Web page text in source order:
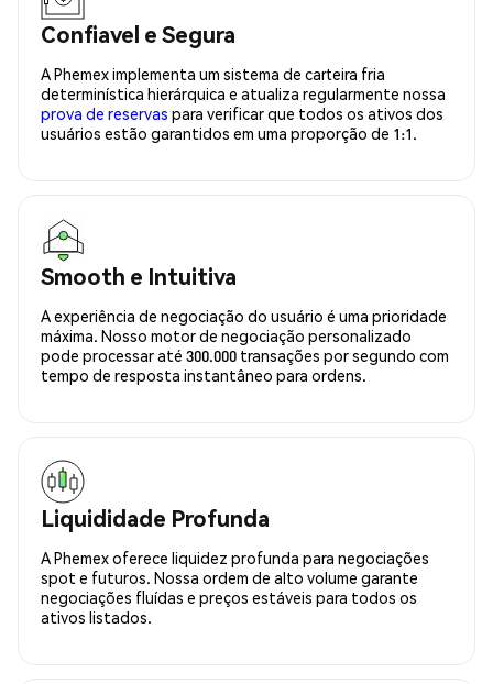
Confiavel e Segura
A Phemex implementa um sistema de carteira fria
determinística hierárquica e atualiza regularmente nossa
prova de reservas para verificar que todos os ativos dos
usuários estão garantidos em uma proporção de 1:1.
Smooth e Intuitiva
A experiência de negociação do usuário é uma prioridade
máxima. Nosso motor de negociação personalizado
pode processar até 300.000 transações por segundo com
tempo de resposta instantâneo para ordens.
Liquididade Profunda
A Phemex oferece liquidez profunda para negociações
spot e futuros. Nossa ordem de alto volume garante
negociações fluídas e preços estáveis para todos os
ativos listados.